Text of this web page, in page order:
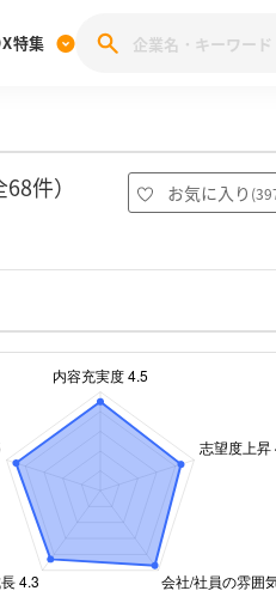
稿キャンペーン
ランド調査
特集
件） お気に入り (